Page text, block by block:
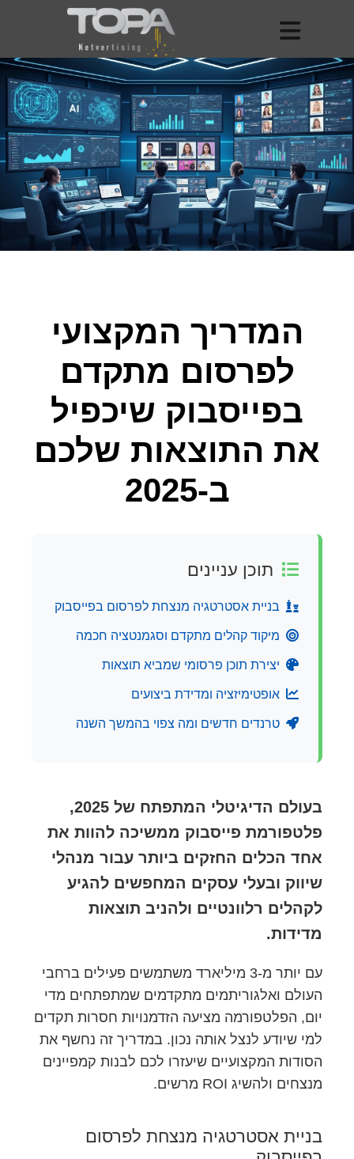
המדריך המקצועי
לפרסום מתקדם
בפייסבוק שיכפיל
את התוצאות שלכם
ב-2025
תוכן עניינים
בניית אסטרטגיה מנצחת לפרסום בפייסבוק
מיקוד קהלים מתקדם וסגמנטציה חכמה
יצירת תוכן פרסומי שמביא תוצאות
אופטימיזציה ומדידת ביצועים
טרנדים חדשים ומה צפוי בהמשך השנה
בעולם הדיגיטלי המתפתח של 2025,
פלטפורמת פייסבוק ממשיכה להוות את
אחד הכלים החזקים ביותר עבור מנהלי
שיווק ובעלי עסקים המחפשים להגיע
לקהלים רלוונטיים ולהניב תוצאות
מדידות.
עם יותר מ-3 מיליארד משתמשים פעילים ברחבי
העולם ואלגוריתמים מתקדמים שמתפתחים מדי
יום, הפלטפורמה מציעה הזדמנויות חסרות תקדים
למי שיודע לנצל אותה נכון. במדריך זה נחשף את
הסודות המקצועיים שיעזרו לכם לבנות קמפיינים
מנצחים ולהשיג ROI מרשים.
בניית אסטרטגיה מנצחת לפרסום